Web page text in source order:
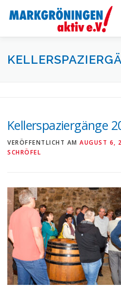
Inhalt
STARTSEITE
ÜBER UNS INTERN
Kellerspaziergänge
VERÖFFENTLICHT AM AUGUST 6,
SCHRÖFEL